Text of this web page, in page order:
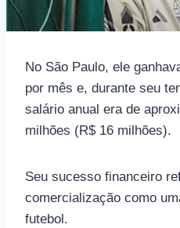
No São Paulo, ele
por mês e, durante seu
salário anual era de
milhões (R$ 16 milhões).
Seu sucesso financeiro
comercialização como
futebol.